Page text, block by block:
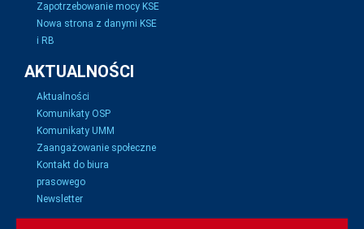
Zapotrzebowanie mocy KSE
Nowa strona z danymi KSE
i RB
AKTUALNOŚCI
Aktualności
Komunikaty OSP
Komunikaty UMM
Zaangażowanie społeczne
Kontakt do biura
prasowego
Newsletter